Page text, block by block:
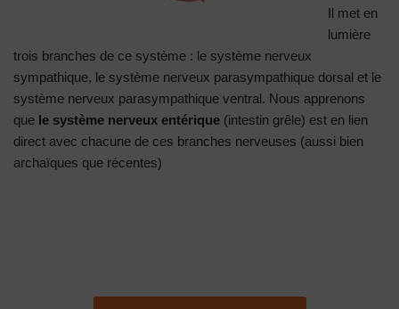
Il met en
lumière
trois branches de ce système : le système nerveux
sympathique, le système nerveux parasympathique dorsal et le
système nerveux parasympathique ventral. Nous apprenons
que le système nerveux entérique (intestin grêle) est en lien
direct avec chacune de ces branches nerveuses (aussi bien
archaïques que récentes)